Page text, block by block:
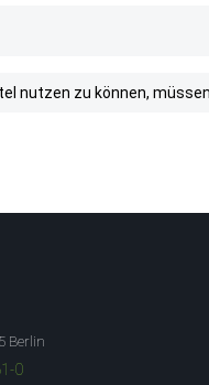
nutzen zu können,
Berlin
0